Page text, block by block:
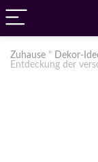
Zuhause " Dekor-
Entdeckung der